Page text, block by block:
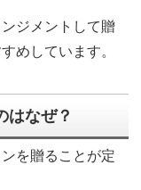
ジメントして贈
めしています。
はなぜ？
を贈ることが定